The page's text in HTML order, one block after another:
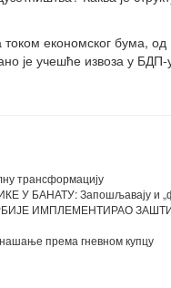
економског бума,
је учешће извоза у БДП-
трансформацију
Запошљавају и
ИМПЛЕМЕНТИРАО ЗАШТИТУ
према гневном купцу